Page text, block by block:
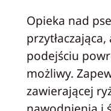
Opieka nad
podejściu
możliwy.
zawierającej